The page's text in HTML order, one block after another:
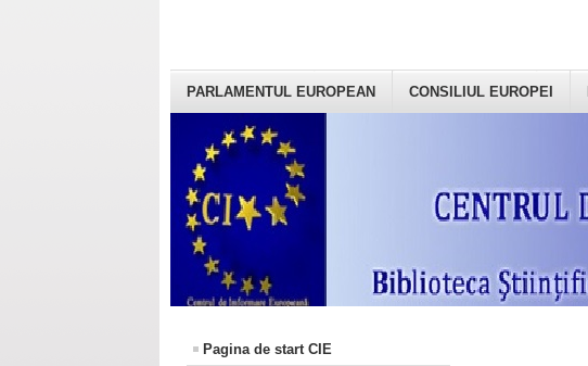
PARLAMENTUL EUROPEAN CONSILIUL EUROPEI
Pagina de start CIE